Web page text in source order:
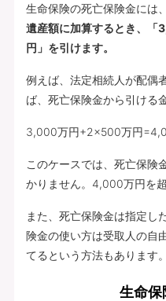
生命保険の死亡保険金には
遺産額に加算するとき、
円」を引けます。
例えば、法定相続人が配偶
ば、死亡保険金から引ける
3,000万円+2×500万円
このケースでは、死亡保険
かりません。4,000万円を
また、死亡保険金は指定し
険金の使い方は受取人の自
てるという方法もあります。
生命保